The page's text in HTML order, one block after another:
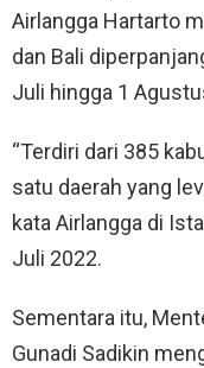
Airlangga Hartarto
dan Bali
Juli hingga 1
“Terdiri dari 385
satu daerah yang
kata Airlangga di
Juli 2022.
Sementara itu,
Gunadi Sadikin